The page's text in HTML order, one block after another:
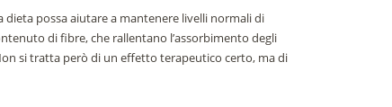
dieta possa aiutare a mantenere livelli normali di
di fibre, che rallentano l’assorbimento degli
si tratta però di un effetto terapeutico certo, ma di